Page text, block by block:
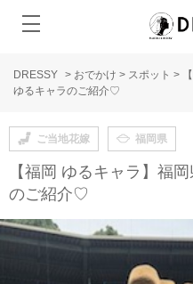
DRESSY > おでかけ > スポット >
ゆるキャラのご紹介♡
ご当地花嫁 福岡県
【福岡 ゆるキャラ】福
のご紹介♡